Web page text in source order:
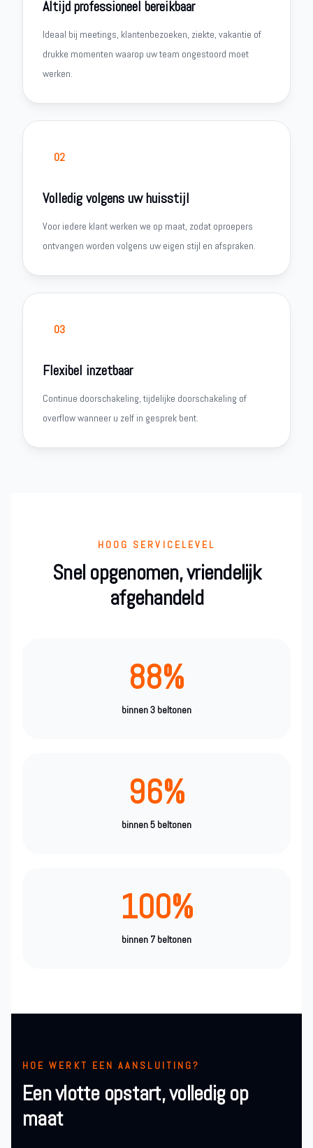
Altijd professioneel bereikbaar
Ideaal bij meetings, klantenbezoeken, ziekte, vakantie of
drukke momenten waarop uw team ongestoord moet
werken.
02
Volledig volgens uw huisstijl
Voor iedere klant werken we op maat, zodat oproepers
ontvangen worden volgens uw eigen stijl en afspraken.
03
Flexibel inzetbaar
Continue doorschakeling, tijdelijke doorschakeling of
overflow wanneer u zelf in gesprek bent.
HOOG SERVICELEVEL
Snel opgenomen, vriendelijk
afgehandeld
88%
binnen 3 beltonen
96%
binnen 5 beltonen
100%
binnen 7 beltonen
HOE WERKT EEN AANSLUITING?
Een vlotte opstart, volledig op
maat